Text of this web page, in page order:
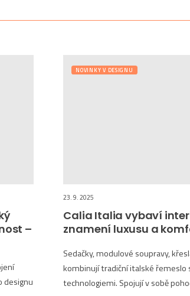
–
designu
NOVINKY V DESIGNU
23. 9. 2025
Calia Italia vybaví
znamení luxusu a
Sedačky, modulové soupravy,
kombinují tradiční italské řemeslo
technologiemi. Spojují v sobě